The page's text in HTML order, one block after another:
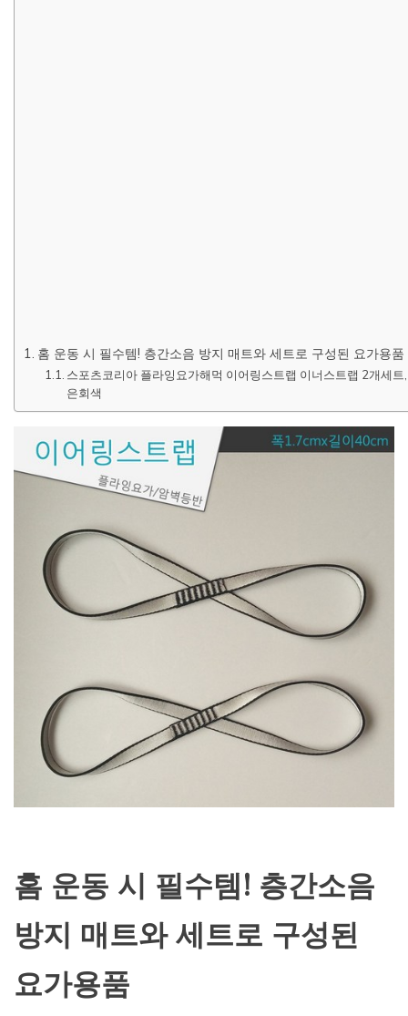
홈 운동 시 필수템! 층간소음 방지 매트와 세트로 구성된 요가용품
스포츠코리아 플라잉요가해먹 이어링스트랩 이너스트랩 2개세트,
은회색
홈 운동 시 필수템! 층간소음
방지 매트와 세트로 구성된
요가용품